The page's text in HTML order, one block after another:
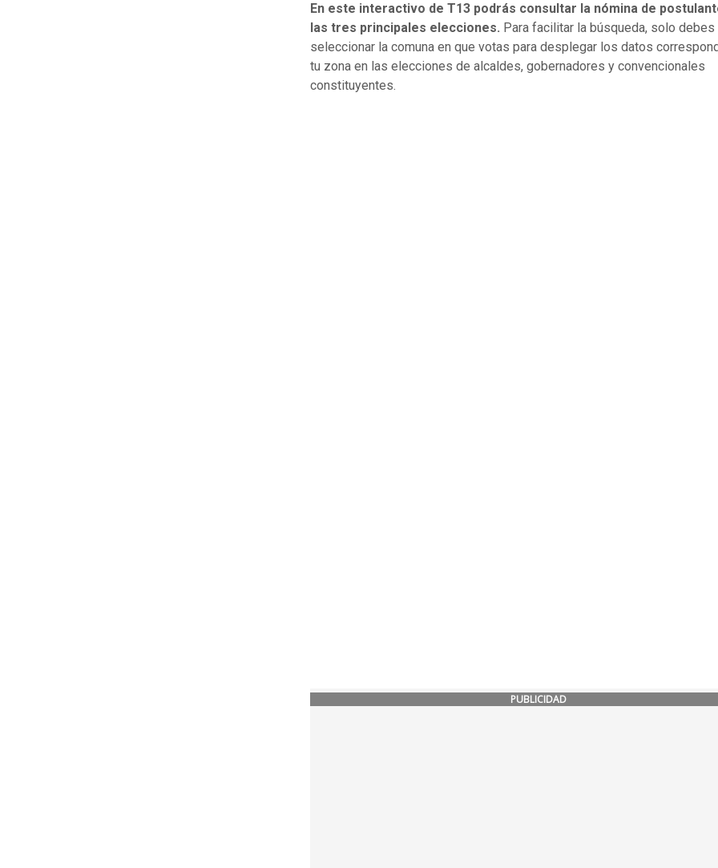
En este interactivo de T13 podrás consultar la nómina de
las tres principales elecciones. Para facilitar la búsqueda, solo debes
seleccionar la comuna en que votas para desplegar los datos
tu zona en las elecciones de alcaldes, gobernadores y convencionales
constituyentes.
PUBLICIDAD